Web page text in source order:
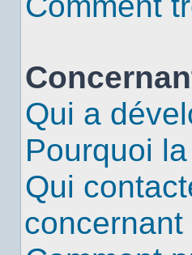
Qui a
Pourquoi
Qui